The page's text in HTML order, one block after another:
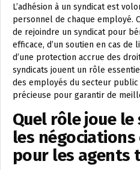
L’adhésion à un syndicat est
personnel de chaque employé.
de rejoindre un syndicat pour
efficace, d’un soutien en cas de
d’une protection accrue des
syndicats jouent un rôle
des employés du secteur
précieuse pour garantir de
Quel rôle joue
les
pour les agents